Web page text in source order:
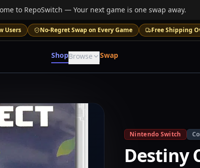
to RepoSwitch — Your next game is one swap away.
Users No-Regret Swap on Every Game Free Shipping
ShopBrowse Swap
Nintendo Switch
Destiny